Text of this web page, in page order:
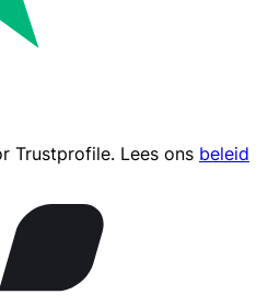
Trustprofile. Lees ons beleid